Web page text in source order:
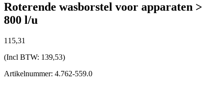
Roterende wasborstel voor apparaten >
800 l/u
115,31
(Incl BTW: 139,53)
Artikelnummer: 4.762-559.0